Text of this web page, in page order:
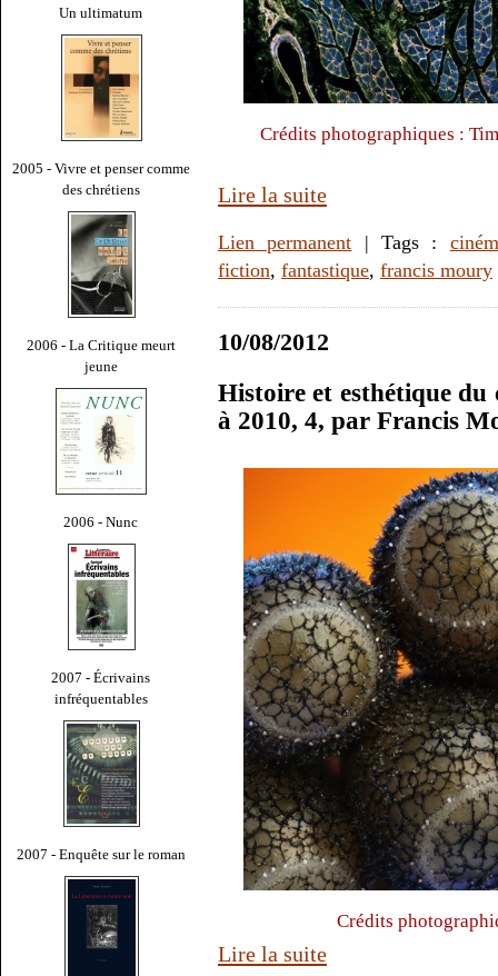
Un ultimatum
2005 - Vivre et penser comme
des chrétiens
2006 - La Critique meurt
jeune
2006 - Nunc
2007 - Écrivains
infréquentables
2007 - Enquête sur le roman
Crédits photographiques :
Lire la suite
Lien permanent | Tags :
fiction, fantastique, francis moury
10/08/2012
Histoire et esthétique du
à 2010, 4, par Francis
Crédits
Lire la suite